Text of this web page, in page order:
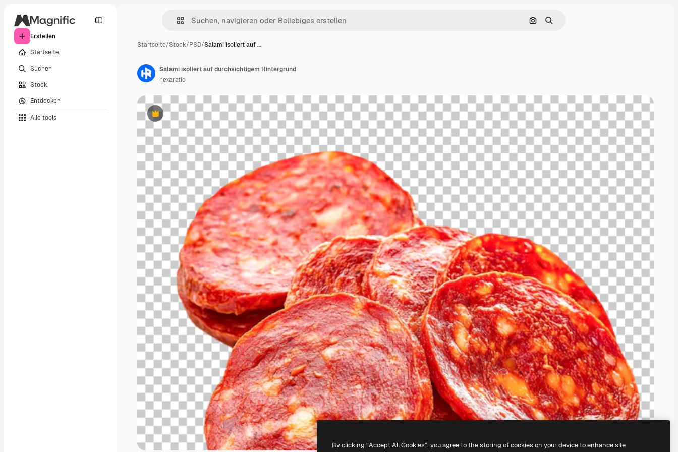
Erstellen
Startseite
Suchen
Stock
Entdecken
Alle tools
Nach Bild suchen
Suchen
Startseite/Stock/PSD/Salami isoliert auf …
Premium
Salami isoliert auf durchsichtigem Hintergrund
hexaratio
By clicking “Accept All Cookies”, you agree to the storing of cookies on your device to enhance site